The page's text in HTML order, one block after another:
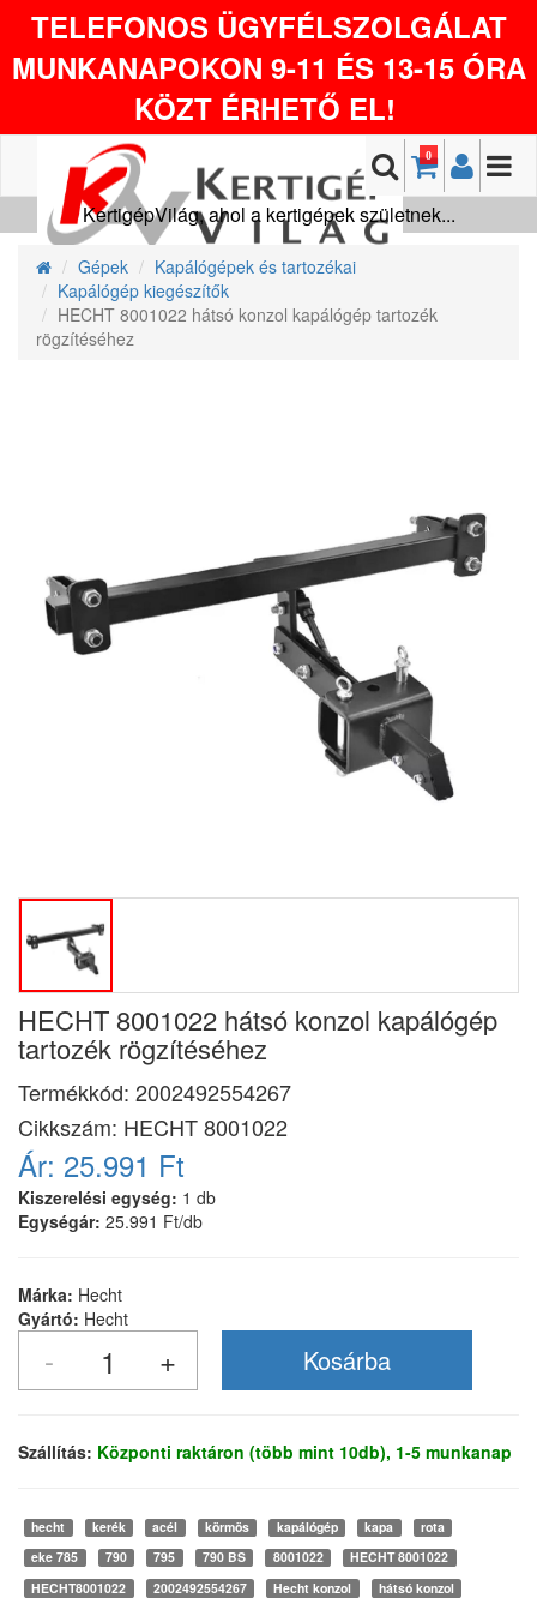
TELEFONOS ÜGYFÉLSZOLGÁLAT
MUNKANAPOKON 9-11 ÉS 13-15 ÓRA
KÖZT ÉRHETŐ EL!
0
KertigépVilág, ahol a kertigépek születnek...
Gépek
Kapálógépek és tartozékai
Kapálógép kiegészítők
HECHT 8001022 hátsó konzol kapálógép tartozék
rögzítéséhez
HECHT 8001022 hátsó konzol kapálógép
tartozék rögzítéséhez
Termékkód: 2002492554267
Cikkszám: HECHT 8001022
Ár: 25.991 Ft
Kiszerelési egység: 1 db
Egységár: 25.991 Ft/db
Márka: Hecht
Gyártó: Hecht
Szállítás: Központi raktáron (több mint 10db), 1-5 munkanap
hecht kerék acél körmös kapálógép kapa
rota
eke 785
790 795 790 BS 8001022
HECHT 8001022
HECHT8001022
2002492554267 Hecht konzol
hátsó konzol